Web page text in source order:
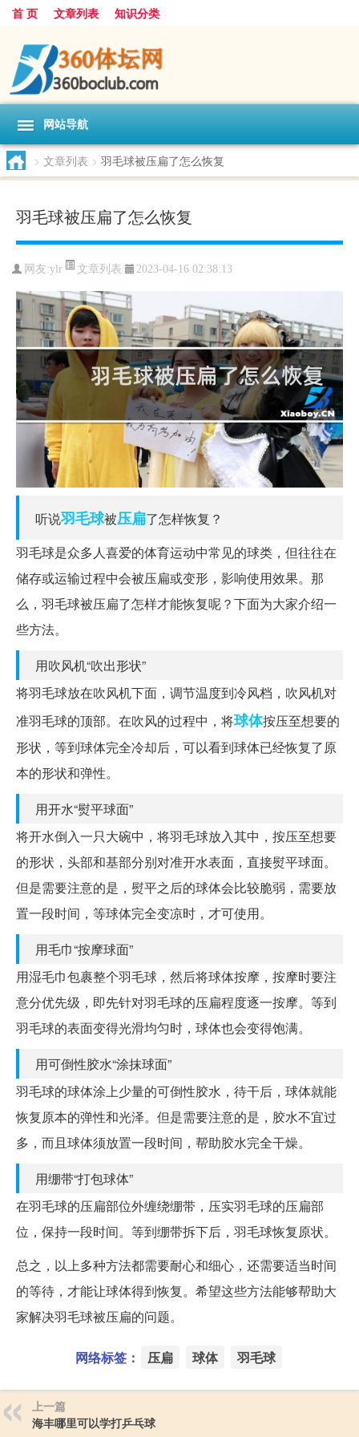
首 页 文章列表 知识分类
网站导航
> 文章列表 > 羽毛球被压扁了怎么恢复
羽毛球被压扁了怎么恢复
网友:ylr 文章列表 2023-04-16 02:38:13
听说羽毛球被压扁了怎样恢复？
羽毛球是众多人喜爱的体育运动中常见的球类，但往往在
储存或运输过程中会被压扁或变形，影响使用效果。那
么，羽毛球被压扁了怎样才能恢复呢？下面为大家介绍一
些方法。
用吹风机“吹出形状”
将羽毛球放在吹风机下面，调节温度到冷风档，吹风机对
准羽毛球的顶部。在吹风的过程中，将球体按压至想要的
形状，等到球体完全冷却后，可以看到球体已经恢复了原
本的形状和弹性。
用开水“熨平球面”
将开水倒入一只大碗中，将羽毛球放入其中，按压至想要
的形状，头部和基部分别对准开水表面，直接熨平球面。
但是需要注意的是，熨平之后的球体会比较脆弱，需要放
置一段时间，等球体完全变凉时，才可使用。
用毛巾“按摩球面”
用湿毛巾包裹整个羽毛球，然后将球体按摩，按摩时要注
意分优先级，即先针对羽毛球的压扁程度逐一按摩。等到
羽毛球的表面变得光滑均匀时，球体也会变得饱满。
用可倒性胶水“涂抹球面”
羽毛球的球体涂上少量的可倒性胶水，待干后，球体就能
恢复原本的弹性和光泽。但是需要注意的是，胶水不宜过
多，而且球体须放置一段时间，帮助胶水完全干燥。
用绷带“打包球体”
在羽毛球的压扁部位外缠绕绷带，压实羽毛球的压扁部
位，保持一段时间。等到绷带拆下后，羽毛球恢复原状。
总之，以上多种方法都需要耐心和细心，还需要适当时间
的等待，才能让球体得到恢复。希望这些方法能够帮助大
家解决羽毛球被压扁的问题。
网络标签： 压扁 球体 羽毛球
上一篇
海丰哪里可以学打乒乓球